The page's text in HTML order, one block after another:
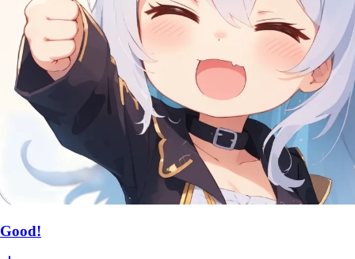
Good!